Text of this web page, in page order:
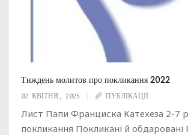
Тиждень молитов про покликання 2022
02 КВІТНЯ, 2025 ПУБЛІКАЦІЇ
Лист Папи Франциска Катехеза 2-7
покликання Покликані й обдаровані